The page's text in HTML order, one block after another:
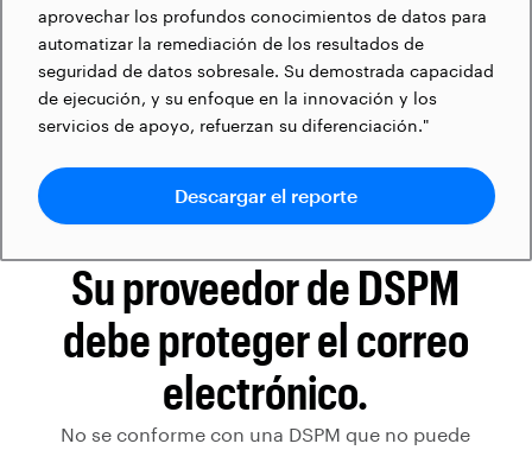
aprovechar los profundos conocimientos de datos para
automatizar la remediación de los resultados de
seguridad de datos sobresale. Su demostrada capacidad
de ejecución, y su enfoque en la innovación y los
servicios de apoyo, refuerzan su diferenciación."
Descargar el reporte
Su proveedor de DSPM
debe proteger el correo
electrónico.
No se conforme con una DSPM que no puede